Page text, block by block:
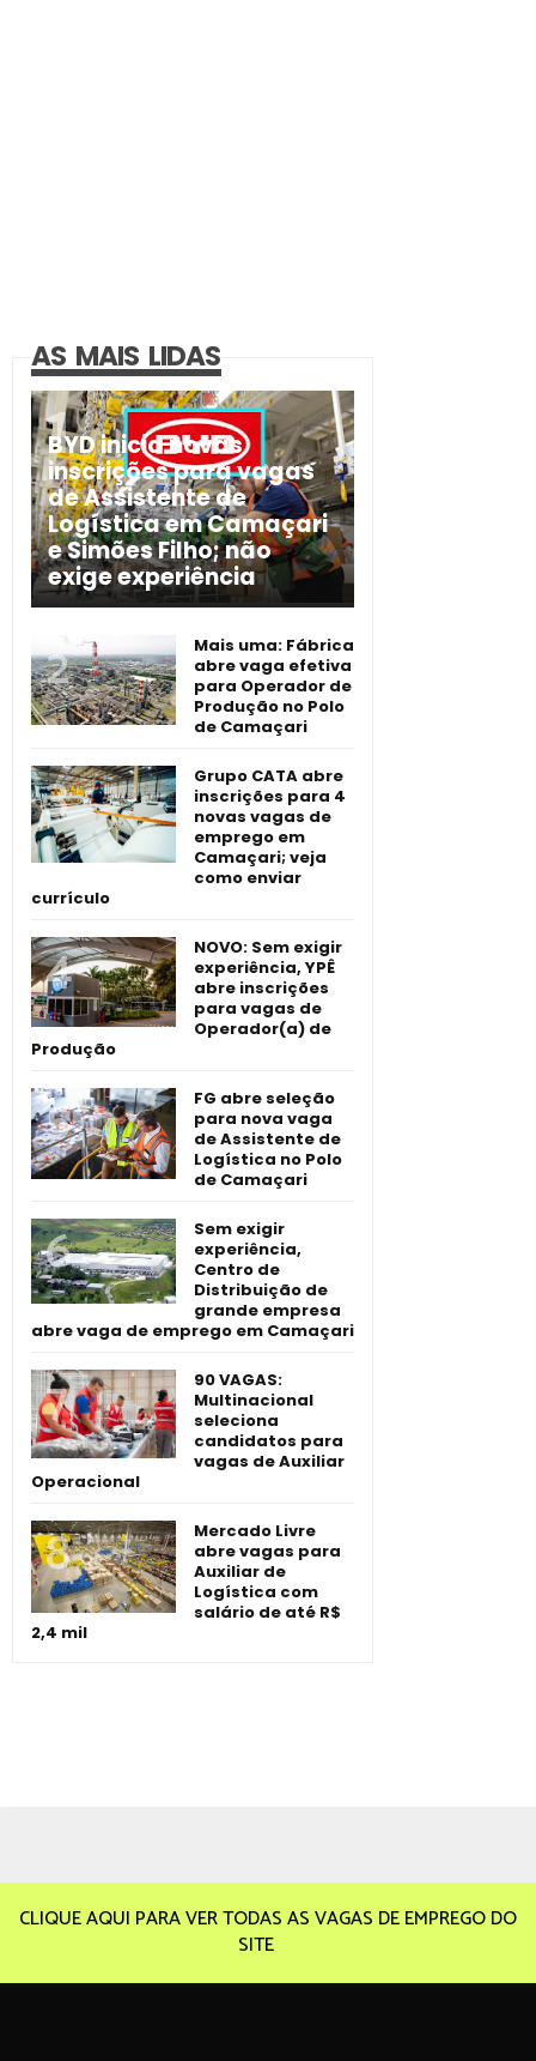
AS MAIS LIDAS
BYD inicia novas
inscrições para vagas
de Assistente de
Logística em Camaçari
e Simões Filho; não
exige experiência
Mais uma: Fábrica
abre vaga efetiva
para Operador de
Produção no Polo
de Camaçari
Grupo CATA abre
inscrições para 4
novas vagas de
emprego em
Camaçari; veja
como enviar
currículo
NOVO: Sem exigir
experiência, YPÊ
abre inscrições
para vagas de
Operador(a) de
Produção
FG abre seleção
para nova vaga
de Assistente de
Logística no Polo
de Camaçari
Sem exigir
experiência,
Centro de
Distribuição de
grande empresa
abre vaga de emprego em Camaçari
90 VAGAS:
Multinacional
seleciona
candidatos para
vagas de Auxiliar
Operacional
Mercado Livre
abre vagas para
Auxiliar de
Logística com
salário de até R$
2,4 mil
CLIQUE AQUI PARA VER TODAS AS VAGAS DE EMPREGO DO
SITE